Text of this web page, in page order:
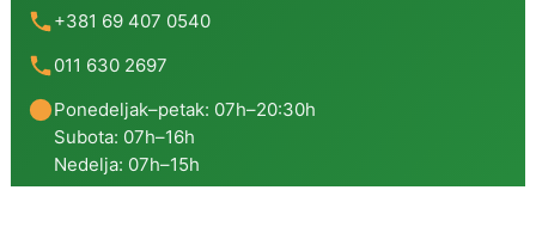
+381 69 407 0540
011 630 2697
Ponedeljak–petak: 07h–20:30h
Subota: 07h–16h
Nedelja: 07h–15h